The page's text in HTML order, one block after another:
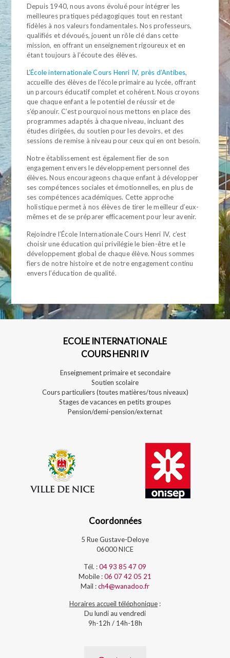
Depuis 1940, nous avons évolué pour intégrer les
meilleures pratiques pédagogiques tout en restant
fidèles à nos valeurs fondamentales. Nos professeurs,
qualifiés et dévoués, jouent un rôle clé dans cette
mission, en offrant un enseignement rigoureux et en
étant toujours à l’écoute des élèves.
L’École internationale Cours Henri IV, près d’Antibes,
accueille des élèves de l’école primaire au lycée, offrant
un parcours éducatif complet et cohérent. Nous croyons
que chaque enfant a le potentiel de réussir et de
s’épanouir. C’est pourquoi nous mettons en place des
programmes adaptés à chaque niveau, incluant des
études dirigées, du soutien pour les devoirs, et des
sessions de remise à niveau pour ceux qui en ont besoin.
Notre établissement est également fier de son
engagement envers le développement personnel des
élèves. Nous encourageons chaque enfant à développer
ses compétences sociales et émotionnelles, en plus de
ses compétences académiques. Cette approche
holistique permet à nos élèves de tirer le meilleur d’eux-
mêmes et de se préparer efficacement pour leur avenir.
Rejoindre l’École Internationale Cours Henri IV, c’est
choisir une éducation qui privilégie le bien-être et le
développement global de chaque élève. Nous sommes
fiers de notre histoire et de notre engagement continu
envers l’éducation de qualité.
ECOLE INTERNATIONALE
COURS HENRI IV
Enseignement primaire et secondaire
Soutien scolaire
Cours particuliers (toutes matières/tous niveaux)
Stages de vacances en petits groupes
Pension/demi-pension/externat
Coordonnées
5 Rue Gustave-Deloye
06000 NICE
Tél. :04 93 85 47 09
Mobile :06 07 42 05 21
Mail :ch4@wanadoo.fr
Horaires accueil téléphonique :
Du lundi au vendredi
9h-12h / 14h-18h